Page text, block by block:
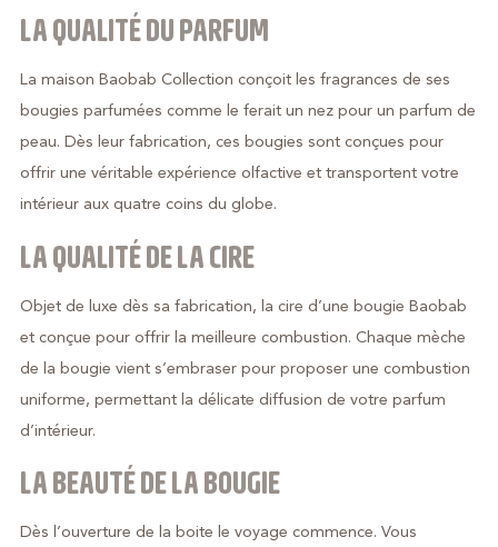
LA QUALITÉ DU PARFUM
La maison Baobab Collection conçoit les fragrances de ses
bougies parfumées comme le ferait un nez pour un parfum de
peau. Dès leur fabrication, ces bougies sont conçues pour
offrir une véritable expérience olfactive et transportent votre
intérieur aux quatre coins du globe.
LA QUALITÉ DE LA CIRE
Objet de luxe dès sa fabrication, la cire d’une bougie Baobab
et conçue pour offrir la meilleure combustion. Chaque mèche
de la bougie vient s’embraser pour proposer une combustion
uniforme, permettant la délicate diffusion de votre parfum
d’intérieur.
LA BEAUTÉ DE LA BOUGIE
Dès l’ouverture de la boite le voyage commence. Vous